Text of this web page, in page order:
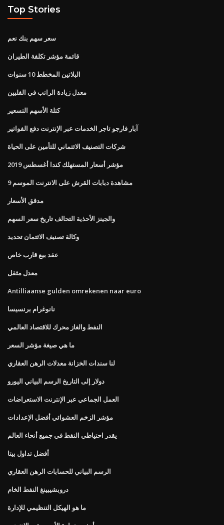
Top Stories
سعر سهم بنك نعم
قائمة مؤشر تكلفة الطيران
البلاتين المخطط 10 سنوات
معدل زيادة الراتب في الفلبين
كتلة الأسهم التسعير
آبار فارجو تاجر الخدمات عبر الإنترنت دفع الفواتير
شركات التصنيف الائتماني للتأمين على الحياة
مؤشر أسعار المستهلك كندا أغسطس 2019
مشاهدة دبابات القرش على الانترنت الموسم 9
مدقق الأسعار
والجينز الأحذية التحالف تاريخ سعر السهم
وكالة تصنيف الائتمان تحديد
عقد بيع قارب خاص
معدل مثقل
Antilliaanse gulden omrekenen naar euro
نانوغرام برنسيسا
النفط والغاز محرك للاقتصاد العالمي
ما هي صيغة مؤشر السعر
لنا سندات الخزانة معدلات الرهن العقاري
دولار إلى التاريخ الرسم البياني اليورو
العمل الجماعي عبر الإنترنت الاستعراضات
مؤشر الزخم العشوائي أفضل الإعدادات
يقدر احتياطي النفط في جميع أنحاء العالم
أفضل تداول بيتا
الرسم البياني للحسابات الرهن العقاري
دروبشيبينغ النفط الخام
ما هو الهيكل التنظيمي للإدارة